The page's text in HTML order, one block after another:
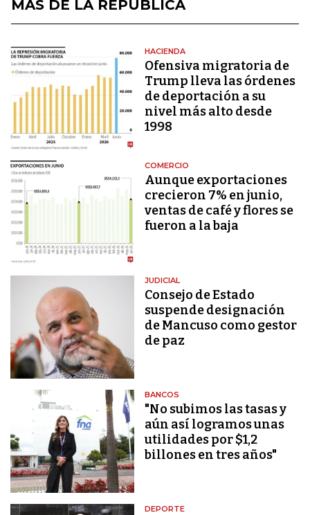
MÁS DE LA REPÚBLICA
HACIENDA
Ofensiva migratoria de
Trump lleva las órdenes
de deportación a su
nivel más alto desde
1998
COMERCIO
Aunque exportaciones
crecieron 7% en junio,
ventas de café y flores se
fueron a la baja
JUDICIAL
Consejo de Estado
suspende designación
de Mancuso como gestor
de paz
BANCOS
"No subimos las tasas y
aún así logramos unas
utilidades por $1,2
billones en tres años"
DEPORTE